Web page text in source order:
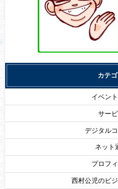
カテ
イベン
サー
デジタル
ネット
プロフ
西村公児のビ